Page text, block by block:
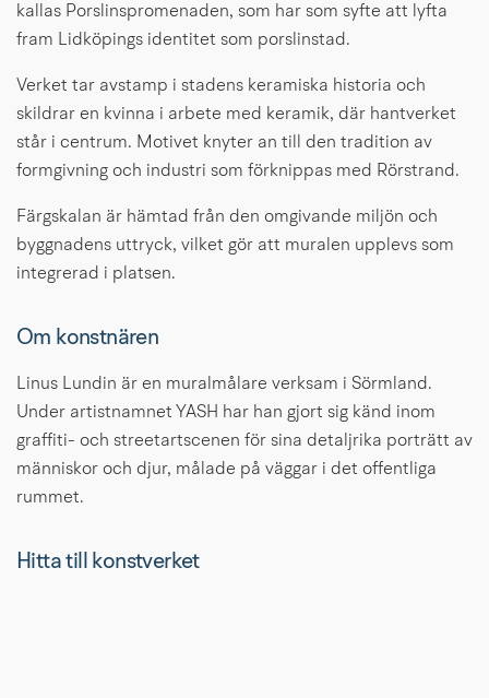
kallas Porslinspromenaden, som har som syfte att lyfta
fram Lidköpings identitet som porslinstad.
Verket tar avstamp i stadens keramiska historia och
skildrar en kvinna i arbete med keramik, där hantverket
står i centrum. Motivet knyter an till den tradition av
formgivning och industri som förknippas med Rörstrand.
Färgskalan är hämtad från den omgivande miljön och
byggnadens uttryck, vilket gör att muralen upplevs som
integrerad i platsen.
Om konstnären
Linus Lundin är en muralmålare verksam i Sörmland.
Under artistnamnet YASH har han gjort sig känd inom
graffiti- och streetartscenen för sina detaljrika porträtt av
människor och djur, målade på väggar i det offentliga
rummet.
Hitta till konstverket